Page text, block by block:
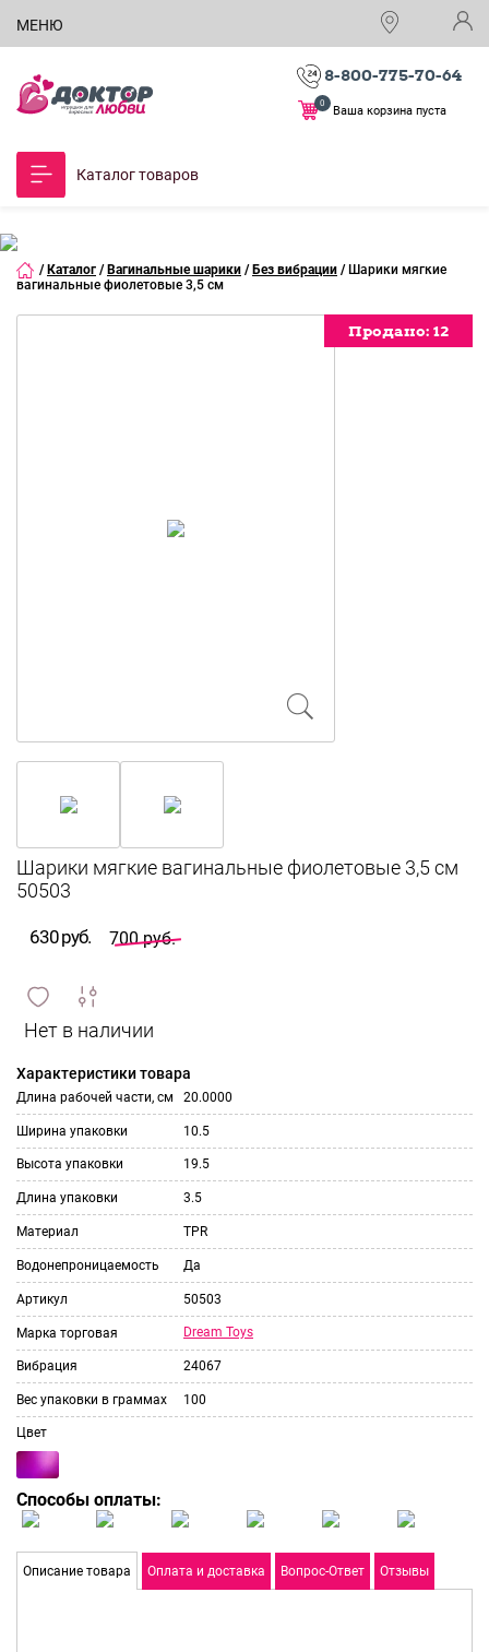
МЕНЮ
8-800-775-70-64
Ваша корзина пуста
0
Каталог товаров
/ Каталог / Вагинальные шарики / Без вибрации / Шарики мягкие
вагинальные фиолетовые 3,5 см
Продано: 12
Продано: 12
630 руб. 700 руб.
и
сравнить
ИЗБРАННОЕ
Характеристики товара
Длина рабочей части, см 20.0000
Ширина упаковки 10.5
Высота упаковки 19.5
Длина упаковки 3.5
Материал TPR
Водонепроницаемость Да
Артикул 50503
Марка торговая Dream Toys
Вибрация 24067
Вес упаковки в граммах 100
Цвет
Способы оплаты:
Описание товара Оплата и доставка Вопрос-Ответ Отзывы